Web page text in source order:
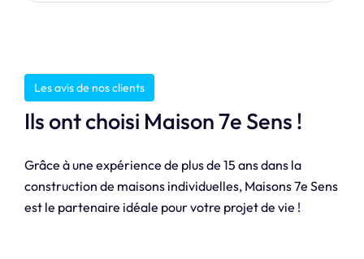
Les avis de nos clients
Ils ont choisi Maison 7e Sens !
Grâce à une expérience de plus de 15 ans dans la
construction de maisons individuelles, Maisons 7e Sens
est le partenaire idéale pour votre projet de vie !